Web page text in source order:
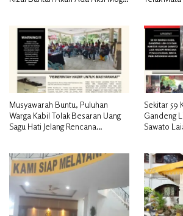
Musyawarah Buntu, Puluhan
Warga Kabil Tolak Besaran Uang
Sagu Hati Jelang Rencana
Sekitar 59
Gandeng
Sawato